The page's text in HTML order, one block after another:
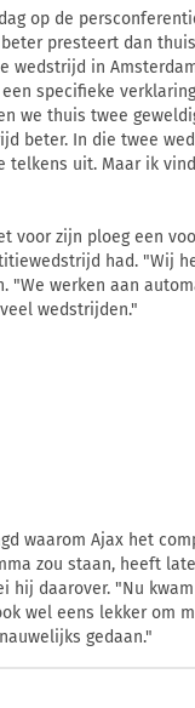
op de
presteert dan
wedstrijd in
specifieke
we thuis twee
beter. In die twee
telkens uit. Maar ik
voor zijn ploeg een
had. "Wij
"We werken aan
wedstrijden."
waarom Ajax het
zou staan, heeft
hij daarover. "Nu
wel eens lekker om
gedaan."